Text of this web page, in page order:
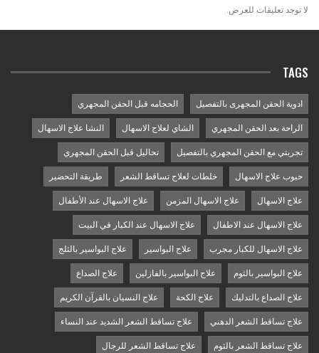
لا توجد تعليقات للعرض.
TAGS
ادوية الحقن المجهرى بالتفصيل الحجامه قبل الحقن المجهري
الراحة بعد الحقن المجهري الشاي لعلاج الاسهال النشا علاج الاسهال
تجربتي مع الحقن المجهري بالتفصيل تحاليل قبل الحقن المجهري
حبوب علاج الاسهال خلطات لعلاج تساقط الشعر طريقة التحضير
علاج الاسهال علاج الاسهال المزمن علاج الاسهال عند الأطفال
علاج الاسهال عند الاطفال علاج الاسهال عند الكبار في البيت
علاج الاسهال للكبار مجرب علاج البواسير علاج البواسير بالثلج
علاج البواسير بالثوم علاج البواسير بالفازلين علاج الصداع
علاج الصداع بالتدليك علاج الكحة علاج النسيان بالقرآن الكريم
علاج تساقط الشعر الدهني علاج تساقط الشعر الشديد عند النساء
علاج تساقط الشعر بالثوم علاج تساقط الشعر للرجال